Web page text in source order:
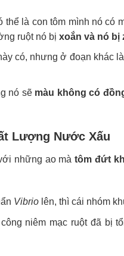
thể là con tôm mình nó có
ruột nó bị xoắn và nó bị
có, nhưng ở đoạn khác
nó sẽ màu không có
Lượng Nước Xấu
những ao màtôm đứt
Vibriolên, thì cái nhóm
niêm mạc ruột đã bị